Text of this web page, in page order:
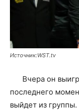
Источник:WST.tv
Вчера он
последнего
выйдет из